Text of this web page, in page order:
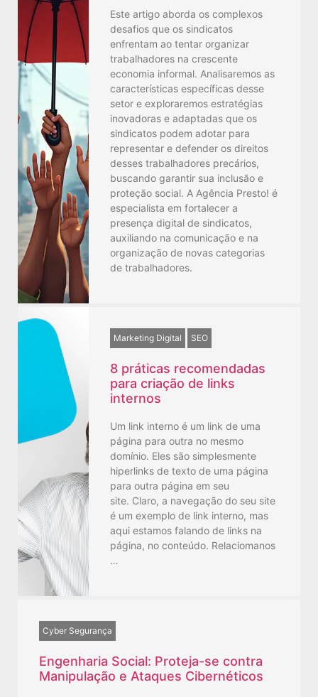
Este artigo aborda os complexos
desafios que os sindicatos
enfrentam ao tentar organizar
trabalhadores na crescente
economia informal. Analisaremos as
características específicas desse
setor e exploraremos estratégias
inovadoras e adaptadas que os
sindicatos podem adotar para
representar e defender os direitos
desses trabalhadores precários,
buscando garantir sua inclusão e
proteção social. A Agência Presto! é
especialista em fortalecer a
presença digital de sindicatos,
auxiliando na comunicação e na
organização de novas categorias
de trabalhadores.
Marketing Digital SEO
8 práticas recomendadas
para criação de links
internos
Um link interno é um link de uma
página para outra no mesmo
domínio. Eles são simplesmente
hiperlinks de texto de uma página
para outra página em seu
site. Claro, a navegação do seu site
é um exemplo de link interno, mas
aqui estamos falando de links na
página, no conteúdo. Relaciomanos
…
Cyber Segurança
Engenharia Social: Proteja-se contra
Manipulação e Ataques Cibernéticos